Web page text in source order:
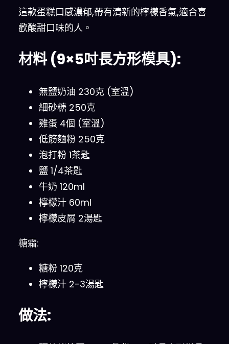
這款蛋糕口感濃郁,帶有清新的檸檬香氣,適合喜
歡酸甜口味的人。
材料 (9×5吋長方形模具):
無鹽奶油 230克 (室溫)
細砂糖 250克
雞蛋 4個 (室溫)
低筋麵粉 250克
泡打粉 1茶匙
鹽 1/4茶匙
牛奶 120ml
檸檬汁 60ml
檸檬皮屑 2湯匙
糖霜:
糖粉 120克
檸檬汁 2-3湯匙
做法: